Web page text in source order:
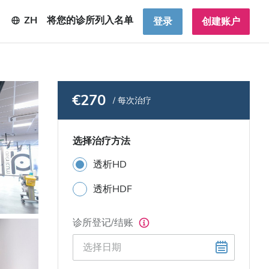
ZH 将您的诊所列入名单 登录 创建账户
€270 / 每次治疗
选择治疗方法
透析HD
透析HDF
诊所登记/结账